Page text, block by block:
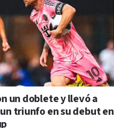
un doblete y llevó a
triunfo en su debut en